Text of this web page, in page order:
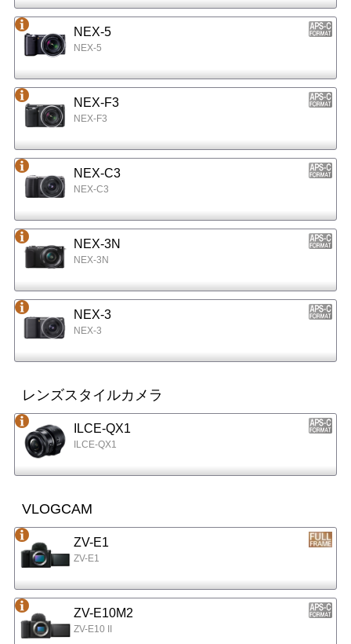
NEX-5
NEX-5
NEX-F3
NEX-F3
NEX-C3
NEX-C3
NEX-3N
NEX-3N
NEX-3
NEX-3
レンズスタイルカメラ
ILCE-QX1
ILCE-QX1
VLOGCAM
ZV-E1
ZV-E1
ZV-E10M2
ZV-E10 II